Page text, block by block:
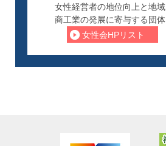
女性経営者の地位向上と地域
商工業の発展に寄与する団体
女性会HPリスト